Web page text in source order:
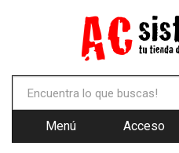
Menú Acceso